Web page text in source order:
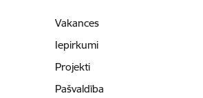
Vakances
Iepirkumi
Projekti
Pašvaldība